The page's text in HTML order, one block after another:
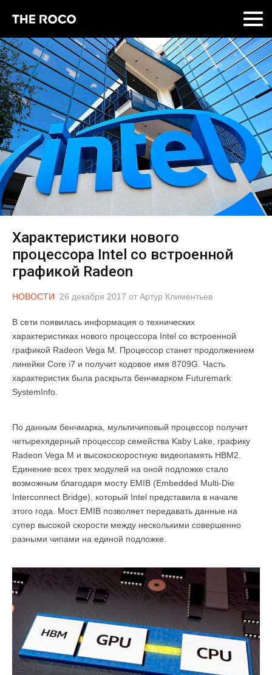
Характеристики нового
процессора Intel со встроенной
графикой Radeon
НОВОСТИ 26 декабря 2017 от Артур Климентьев
В сети появилась информация о технических
характеристиках нового процессора Intel со встроенной
графикой Radeon Vega M. Процессор станет продолжением
линейки Core i7 и получит кодовое имя 8709G. Часть
характеристик была раскрыта бенчмарком Futuremark
SystemInfo.
По данным бенчмарка, мультичиповый процессор получит
четырехядерный процессор семейства Kaby Lake, графику
Radeon Vega M и высокоскоростную видеопамять HBM2.
Единение всех трех модулей на оной подложке стало
возможным благодаря мосту EMIB (Embedded Multi-Die
Interconnect Bridge), который Intel представила в начале
этого года. Мост EMIB позволяет передавать данные на
супер высокой скорости между несколькими совершенно
разными чипами на единой подложке.